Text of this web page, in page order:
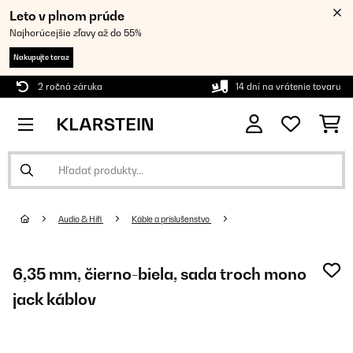
Leto v plnom prúde
Najhorúcejšie zľavy až do 55%
Nakupujte teraz
2 ročná záruka 14 dní na vrátenie tovaru
Audio & Hifi Káble a príslušenstvo
6,35 mm, čierno-biela, sada troch mono
jack káblov